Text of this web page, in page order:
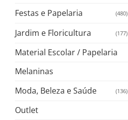
Festas e Papelaria (480)
Jardim e Floricultura (177)
Material Escolar / Papelaria
Melaninas
Moda, Beleza e Saúde (136)
Outlet